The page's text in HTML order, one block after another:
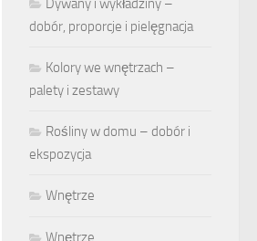
Dywany i wykładziny –
dobór, proporcje i pielęgnacja
Kolory we wnętrzach –
palety i zestawy
Rośliny w domu – dobór i
ekspozycja
Wnętrze
Wnętrze